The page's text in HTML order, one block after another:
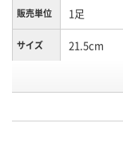
販売単位 1足
サイズ 21.5cm